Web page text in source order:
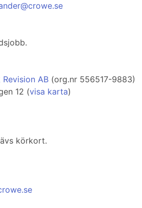
AB (org.nr 556517-9883)
12 (visa karta)
körkort.